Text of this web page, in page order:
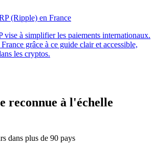
(Ripple) en France
vise à simplifier les paiements internationaux.
grâce à ce guide clair et accessible,
les cryptos.
reconnue à l'échelle
dans plus de 90 pays